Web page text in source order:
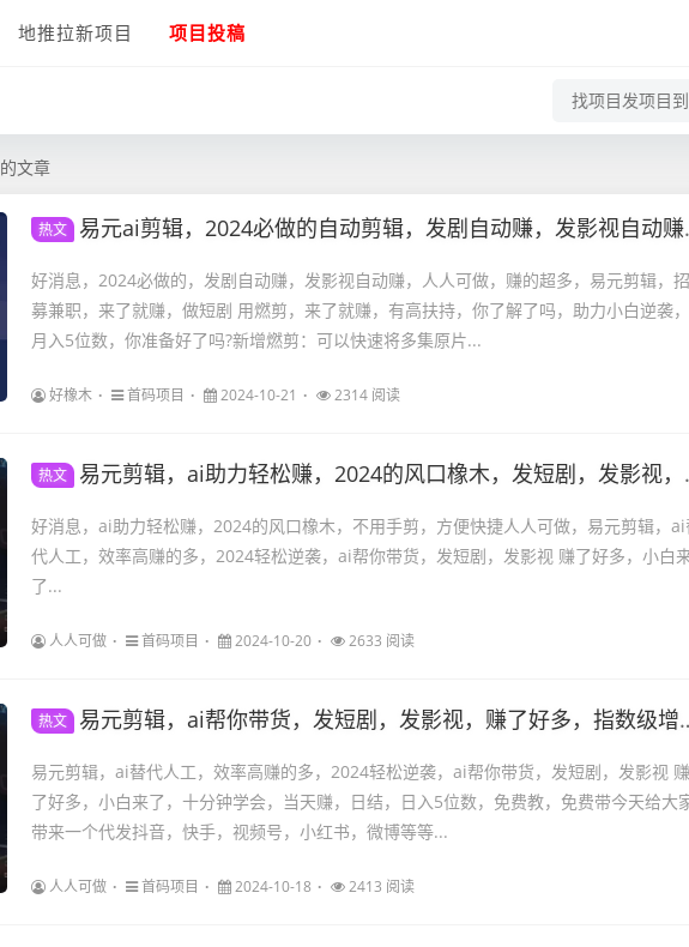
地推拉新项目 项目投稿
的文章
热文 易元ai剪辑，2024必做的自动剪辑，发剧自动赚，发影视自动赚，人人可做，赚的超多，爆火燃剪，一键搞定，短视频剪辑项目
好消息，2024必做的，发剧自动赚，发影视自动赚，人人可做，赚的超多，易元剪辑，招
募兼职，来了就赚，做短剧 用燃剪，来了就赚，有高扶持，你了解了吗，助力小白逆袭，
月入5位数，你准备好了吗?新增燃剪：可以快速将多集原片...
好橡木 首码项目 2024-10-21 2314 阅读
热文 易元剪辑，ai助力轻松赚，2024的风口橡木，发短剧，发影视，赚了好多，指数级增长，不用手剪，方便快捷，人人可做
好消息，ai助力轻松赚，2024的风口橡木，不用手剪，方便快捷人人可做，易元剪辑，
代人工，效率高赚的多，2024轻松逆袭，ai帮你带货，发短剧，发影视 赚了好多，小白
了...
人人可做 首码项目 2024-10-20 2633 阅读
热文 易元剪辑，ai帮你带货，发短剧，发影视，赚了好多，指数级增长，不用手剪，方便快捷，人人可做
易元剪辑，ai替代人工，效率高赚的多，2024轻松逆袭，ai帮你带货，发短剧，发影视 赚
了好多，小白来了，十分钟学会，当天赚，日结，日入5位数，免费教，免费带今天给大
带来一个代发抖音，快手，视频号，小红书，微博等等...
人人可做 首码项目 2024-10-18 2413 阅读